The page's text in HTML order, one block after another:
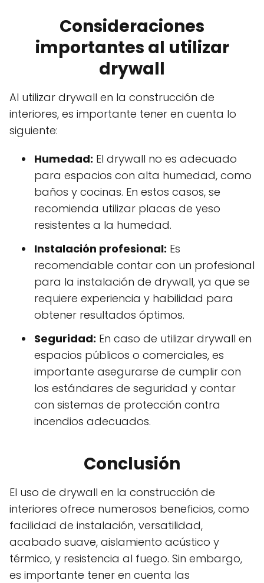
Consideraciones
importantes al utilizar
drywall
Al utilizar drywall en la construcción de
interiores, es importante tener en cuenta lo
siguiente:
Humedad: El drywall no es adecuado
para espacios con alta humedad, como
baños y cocinas. En estos casos, se
recomienda utilizar placas de yeso
resistentes a la humedad.
Instalación profesional: Es
recomendable contar con un profesional
para la instalación de drywall, ya que se
requiere experiencia y habilidad para
obtener resultados óptimos.
Seguridad: En caso de utilizar drywall en
espacios públicos o comerciales, es
importante asegurarse de cumplir con
los estándares de seguridad y contar
con sistemas de protección contra
incendios adecuados.
Conclusión
El uso de drywall en la construcción de
interiores ofrece numerosos beneficios, como
facilidad de instalación, versatilidad,
acabado suave, aislamiento acústico y
térmico, y resistencia al fuego. Sin embargo,
es importante tener en cuenta las